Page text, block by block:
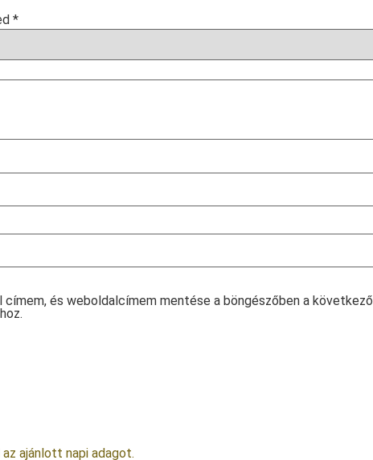
*
címem, és weboldalcímem mentése a böngészőben a következő
ajánlott napi adagot.